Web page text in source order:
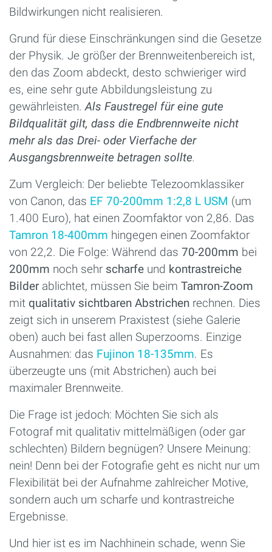
Bildwirkungen nicht realisieren.
Grund für diese Einschränkungen sind die Gesetze
der Physik. Je größer der Brennweitenbereich ist,
den das Zoom abdeckt, desto schwieriger wird
es, eine sehr gute Abbildungsleistung zu
gewährleisten.Als Faustregel für eine gute
Bildqualität gilt, dass die Endbrennweite nicht
mehr als das Drei- oder Vierfache der
Ausgangsbrennweite betragen sollte.
Zum Vergleich: Der beliebte Telezoomklassiker
von Canon, das EF 70-200mm 1:2,8 L USM (um
1.400 Euro), hat einen Zoomfaktor von 2,86. Das
Tamron 18-400mm hingegen einen Zoomfaktor
von 22,2. Die Folge: Während das 70-200mm bei
200mm noch sehr scharfe und kontrastreiche
Bilderablichtet, müssen Sie beim Tamron-Zoom
mit qualitativ sichtbaren Abstrichen rechnen. Dies
zeigt sich in unserem Praxistest (siehe Galerie
oben) auch bei fast allen Superzooms. Einzige
Ausnahmen: das Fujinon 18-135mm. Es
überzeugte uns (mit Abstrichen) auch bei
maximaler Brennweite.
Die Frage ist jedoch: Möchten Sie sich als
Fotograf mit qualitativ mittelmäßigen (oder gar
schlechten) Bildern begnügen? Unsere Meinung:
nein! Denn bei der Fotografie geht es nicht nur um
Flexibilität bei der Aufnahme zahlreicher Motive,
sondern auch um scharfe und kontrastreiche
Ergebnisse.
Und hier ist es im Nachhinein schade, wenn Sie